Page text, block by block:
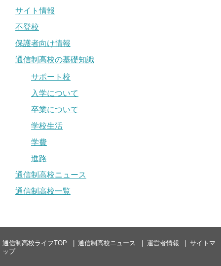
サイト情報
不登校
保護者向け情報
通信制高校の基礎知識
サポート校
入学について
卒業について
学校生活
学費
進路
通信制高校ニュース
通信制高校一覧
通信制高校ライフTOP 通信制高校ニュース 運営者情報
サイトマ
ップ